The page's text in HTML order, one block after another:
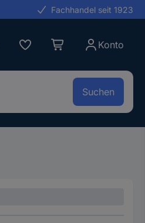
Fachhandel seit 1923
Konto
Suchen